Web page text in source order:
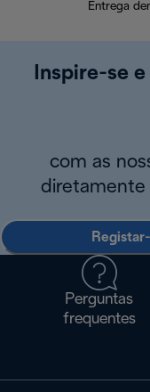
Entrega
Inspire-se
com as
diretamente
Perguntas
frequentes